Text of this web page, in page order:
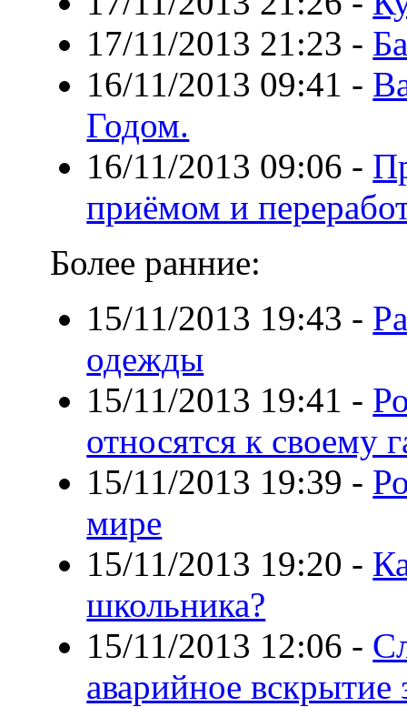
17/11/2013 21:23 -
16/11/2013 09:41 -
Годом.
16/11/2013 09:06 -
приёмом и
Более ранние:
15/11/2013 19:43 -
одежды
15/11/2013 19:41 -
относятся к своему
15/11/2013 19:39 -
мире
15/11/2013 19:20 -
школьника?
15/11/2013 12:06 -
аварийное